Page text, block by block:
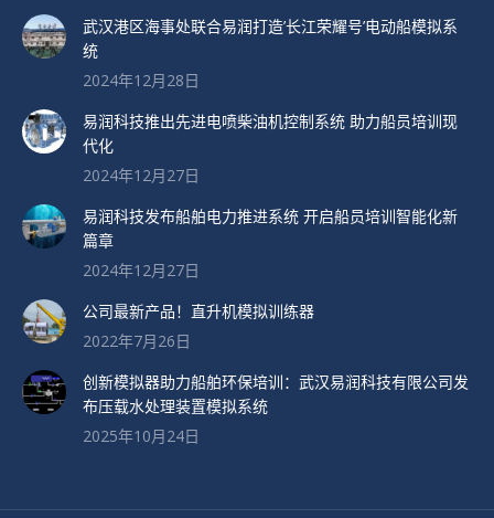
武汉港区海事处联合易润打造’长江荣耀号’电动船模拟系
统
2024年12月28日
易润科技推出先进电喷柴油机控制系统 助力船员培训现
代化
2024年12月27日
易润科技发布船舶电力推进系统 开启船员培训智能化新
篇章
2024年12月27日
公司最新产品！直升机模拟训练器
2022年7月26日
创新模拟器助力船舶环保培训：武汉易润科技有限公司发
布压载水处理装置模拟系统
2025年10月24日